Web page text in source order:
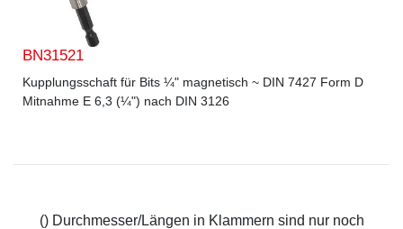
BN31521
Kupplungsschaft für Bits ¼" magnetisch ~ DIN 7427 Form D
Mitnahme E 6,3 (¼") nach DIN 3126
() Durchmesser/Längen in Klammern sind nur noch